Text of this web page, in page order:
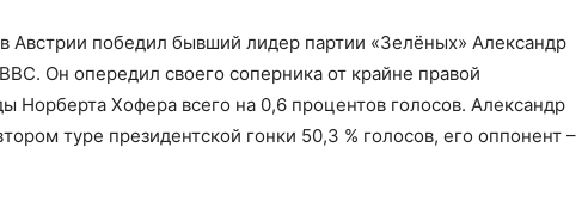
Австрии победил бывший лидер партии «Зелёных» Александр
ВВС. Он опередил своего соперника от крайне правой
Норберта Хофера всего на 0,6 процентов голосов. Александр
туре президентской гонки 50,3 % голосов, его оппонент –